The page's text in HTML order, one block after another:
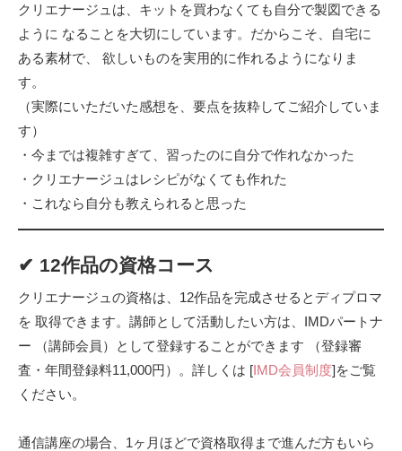
クリエナージュは、キットを買わなくても自分で製図できる
ように なることを大切にしています。だからこそ、自宅に
ある素材で、 欲しいものを実用的に作れるようになりま
す。
（実際にいただいた感想を、要点を抜粋してご紹介していま
す）
・今までは複雑すぎて、習ったのに自分で作れなかった
・クリエナージュはレシピがなくても作れた
・これなら自分も教えられると思った
✔ 12作品の資格コース
クリエナージュの資格は、12作品を完成させるとディプロマ
を 取得できます。講師として活動したい方は、IMDパートナ
ー （講師会員）として登録することができます （登録審
査・年間登録料11,000円）。詳しくは [IMD会員制度]をご覧
ください。
通信講座の場合、1ヶ月ほどで資格取得まで進んだ方もいら